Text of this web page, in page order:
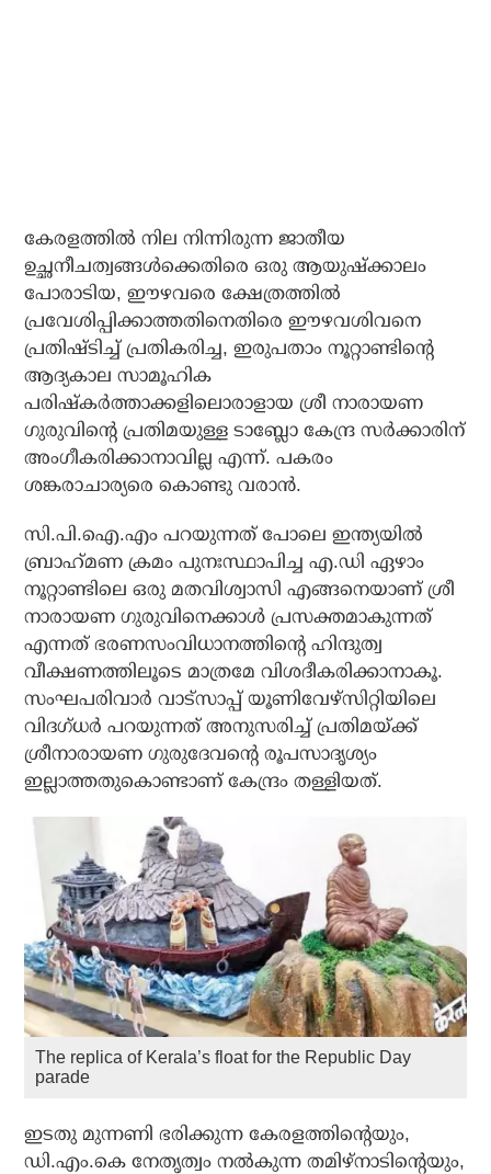
കേരളത്തില്‍ നില നിന്നിരുന്ന ജാതീയ
ഉച്ഛനീചത്വങ്ങള്‍ക്കെതിരെ ഒരു ആയുഷ്‌ക്കാലം
പോരാടിയ, ഈഴവരെ ക്ഷേത്രത്തില്‍
പ്രവേശിപ്പിക്കാത്തതിനെതിരെ ഈഴവശിവനെ
പ്രതിഷ്ടിച്ച് പ്രതികരിച്ച, ഇരുപതാം നൂറ്റാണ്ടിന്റെ
ആദ്യകാല സാമൂഹിക
പരിഷ്‌കര്‍ത്താക്കളിലൊരാളായ ശ്രീ നാരായണ
ഗുരുവിന്റെ പ്രതിമയുള്ള ടാബ്ലോ കേന്ദ്ര സര്‍ക്കാരിന്
അംഗീകരിക്കാനാവില്ല എന്ന്. പകരം
ശങ്കരാചാര്യരെ കൊണ്ടു വരാന്‍.
സി.പി.ഐ.എം പറയുന്നത് പോലെ ഇന്ത്യയില്‍
ബ്രാഹ്‌മണ ക്രമം പുനഃസ്ഥാപിച്ച എ.ഡി ഏഴാം
നൂറ്റാണ്ടിലെ ഒരു മതവിശ്വാസി എങ്ങനെയാണ് ശ്രീ
നാരായണ ഗുരുവിനെക്കാള്‍ പ്രസക്തമാകുന്നത്
എന്നത് ഭരണസംവിധാനത്തിന്റെ ഹിന്ദുത്വ
വീക്ഷണത്തിലൂടെ മാത്രമേ വിശദീകരിക്കാനാകൂ.
സംഘപരിവാര്‍ വാട്സാപ്പ് യൂണിവേഴ്‌സിറ്റിയിലെ
വിദഗ്ധര്‍ പറയുന്നത് അനുസരിച്ച് പ്രതിമയ്ക്ക്
ശ്രീനാരായണ ഗുരുദേവന്റെ രൂപസാദൃശ്യം
ഇല്ലാത്തതുകൊണ്ടാണ് കേന്ദ്രം തള്ളിയത്.
The replica of Kerala’s float for the Republic Day
parade
ഇടതു മുന്നണി ഭരിക്കുന്ന കേരളത്തിന്റെയും,
ഡി.എം.കെ നേതൃത്വം നല്‍കുന്ന തമിഴ്‌നാടിന്റെയും,